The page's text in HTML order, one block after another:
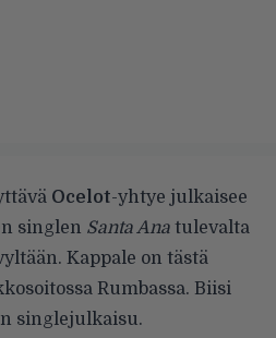
Ocelot-yhtye julkaisee
singlen Santa Ana tulevalta
Kappale on tästä
Rumbassa. Biisi
singlejulkaisu.